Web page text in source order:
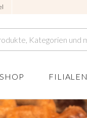
SHOP FILIALEN